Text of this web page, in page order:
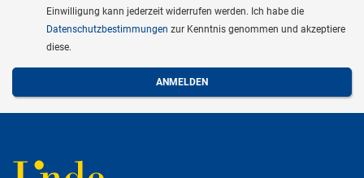
Einwilligung kann jederzeit widerrufen werden. Ich habe die
Datenschutzbestimmungen zur Kenntnis genommen und akzeptiere
diese.